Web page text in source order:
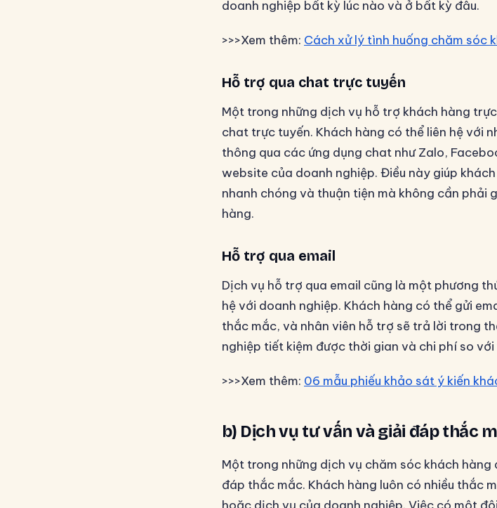
doanh nghiệp bất kỳ lúc nào và ở bất kỳ đâu.
>>>Xem thêm: Cách xử lý tình huống chăm sóc
Hỗ trợ qua chat trực tuyến
Một trong những dịch vụ hỗ trợ khách hàng
chat trực tuyến. Khách hàng có thể liên hệ với
thông qua các ứng dụng chat như Zalo,
website của doanh nghiệp. Điều này giúp
nhanh chóng và thuận tiện mà không cần phải
hàng.
Hỗ trợ qua email
Dịch vụ hỗ trợ qua email cũng là một phương
hệ với doanh nghiệp. Khách hàng có thể gửi
thắc mắc, và nhân viên hỗ trợ sẽ trả lời trong
nghiệp tiết kiệm được thời gian và chi phí so
>>>Xem thêm: 06 mẫu phiếu khảo sát ý kiến
b) Dịch vụ tư vấn và giải đáp thắc
Một trong những dịch vụ chăm sóc khách
đáp thắc mắc. Khách hàng luôn có nhiều thắc